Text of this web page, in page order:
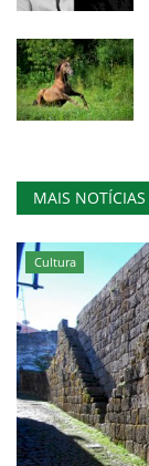
MAIS NOTÍCIAS
Cultura